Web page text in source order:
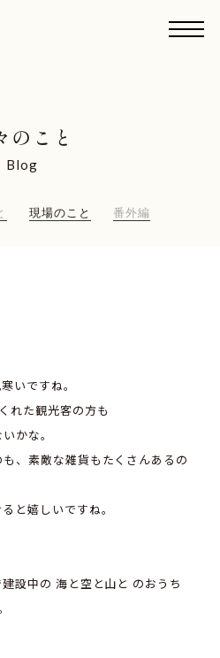
のこと
Blog
現場のこと 番外編
いですね。
れた観光客の方も
かな。
、素敵な雑貨もたくさんあるの
と嬉しいですね。
設中の 海と空と山と のおうち